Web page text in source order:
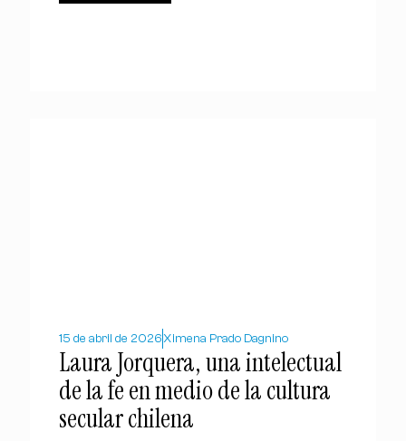
15 de abril de 2026 Ximena Prado Dagnino
Laura Jorquera, una intelectual
de la fe en medio de la cultura
secular chilena